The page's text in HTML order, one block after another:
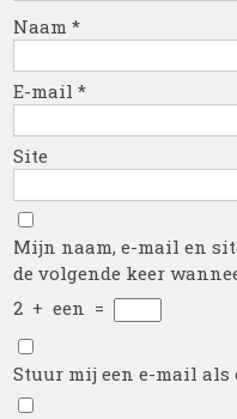
Naam*
E-mail*
Site
Mijn naam, e-mail en
de volgende keer
2 + een =
Stuur mij een e-mail